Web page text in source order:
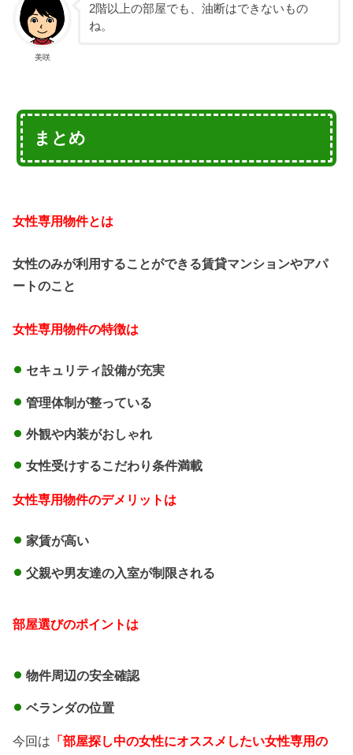
美咲
2階以上の部屋でも、油断はできないもの
ね。
まとめ
女性専用物件とは
女性のみが利用することができる賃貸マンションやアパ
ートのこと
女性専用物件の特徴は
セキュリティ設備が充実
管理体制が整っている
外観や内装がおしゃれ
女性受けするこだわり条件満載
女性専用物件のデメリットは
家賃が高い
父親や男友達の入室が制限される
部屋選びのポイントは
物件周辺の安全確認
ベランダの位置
今回は 「部屋探し中の女性にオススメしたい女性専用の